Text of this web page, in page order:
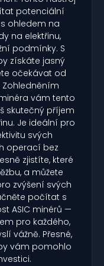
potenciální
ohledem na
na elektřinu,
podmínky. S
získáte jasný
očekávat od
vám tento
skutečný příjem
Je ideální pro
svých
operací bez
zjistíte, které
a můžete
zvýšení svých
počítat s
ASIC minérů —
pro každého,
vážně. Přesné,
vám pomohlo